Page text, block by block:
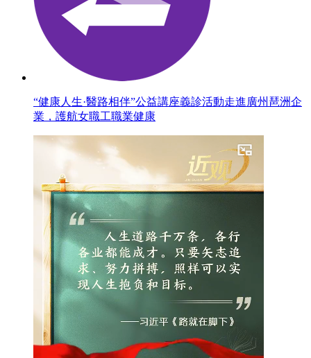
“健康人生·醫路相伴”公益講座義診活動走進廣州琶洲企
業，護航女職工職業健康